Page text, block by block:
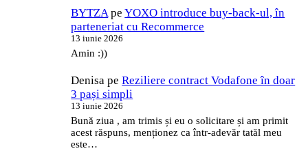
BYTZA peYOXO introduce buy-back-ul, în
parteneriat cu Recommerce
13 iunie 2026
Amin :))
Denisa peReziliere contract Vodafone în doar
3 pași simpli
13 iunie 2026
Bună ziua , am trimis și eu o solicitare și am primit
acest răspuns, menționez ca într-adevăr tatăl meu
este…